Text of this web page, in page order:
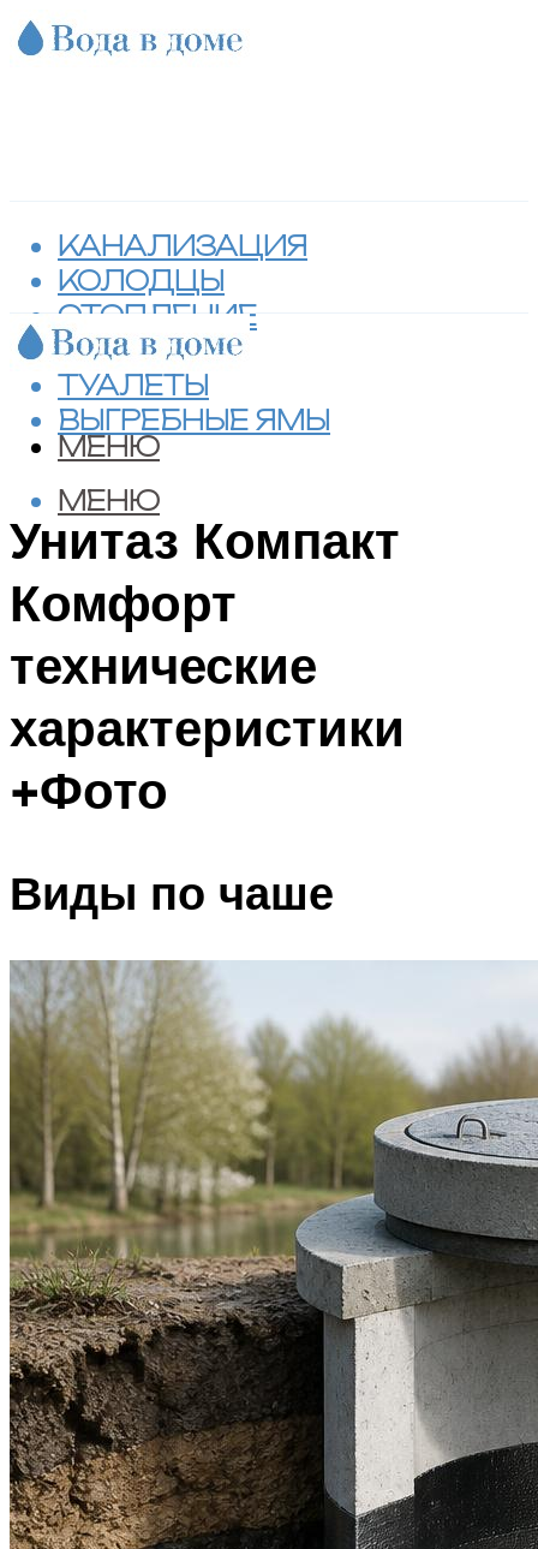
КАНАЛИЗАЦИЯ
КОЛОДЦЫ
ОТОПЛЕНИЕ
СЕПТИКИ
ТУАЛЕТЫ
ВЫГРЕБНЫЕ ЯМЫ
МЕНЮ
МЕНЮ
Унитаз Компакт
Комфорт
технические
характеристики
+Фото
Виды по чаше